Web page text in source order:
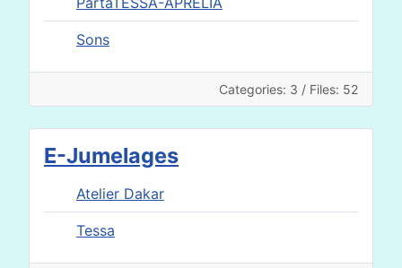
Sons
Categories: 3 / Files: 52
E-Jumelages
Atelier Dakar
Tessa